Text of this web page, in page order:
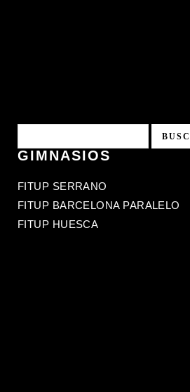
GIMNASIOS
FITUP SERRANO
FITUP BARCELONA PARALELO
FITUP HUESCA